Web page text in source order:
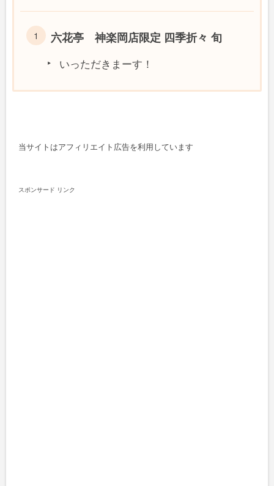
六花亭 神楽岡店限定 四季折々 旬
いっただきまーす！
当サイトはアフィリエイト広告を利用しています
スポンサード リンク